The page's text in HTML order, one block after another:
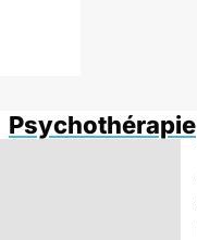
Psychothérapie